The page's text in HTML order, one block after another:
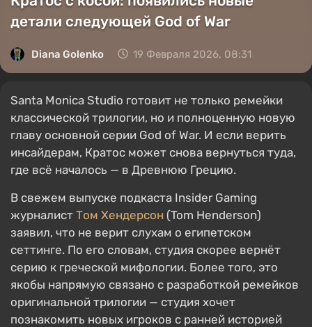
детали следующей God of War
Diana Golenko 19 Февраля 2026, 08:31
Santa Monica Studio готовит не только ремейки
классической трилогии, но и полноценную новую
главу основной серии God of War. И если верить
инсайдерам, Кратос может снова вернуться туда,
где всё началось — в Древнюю Грецию.
В свежем выпуске подкаста Insider Gaming
журналист Том Хендерсон (Tom Henderson)
заявил, что не верит слухам о египетском
сеттинге. По его словам, студия скорее вернёт
серию к греческой мифологии. Более того, это
якобы напрямую связано с разработкой ремейков
оригинальной трилогии — студия хочет
познакомить новых игроков с ранней историей